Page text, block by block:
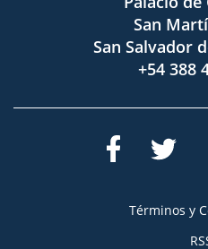
San
San Salvador
+54 388
Términos y